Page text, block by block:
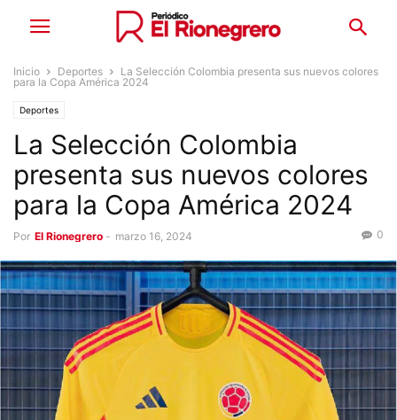
Inicio Deportes
La Selección Colombia presenta sus nuevos colores
para la Copa América 2024
Deportes
La Selección Colombia
presenta sus nuevos colores
para la Copa América 2024
Por El Rionegrero - marzo 16, 2024 0